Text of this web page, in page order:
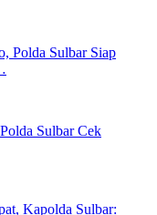
Polda Sulbar Siap
Sulbar Cek
Kapolda Sulbar: